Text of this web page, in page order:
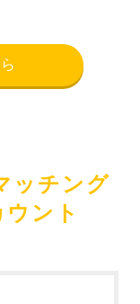
ッチング
ント